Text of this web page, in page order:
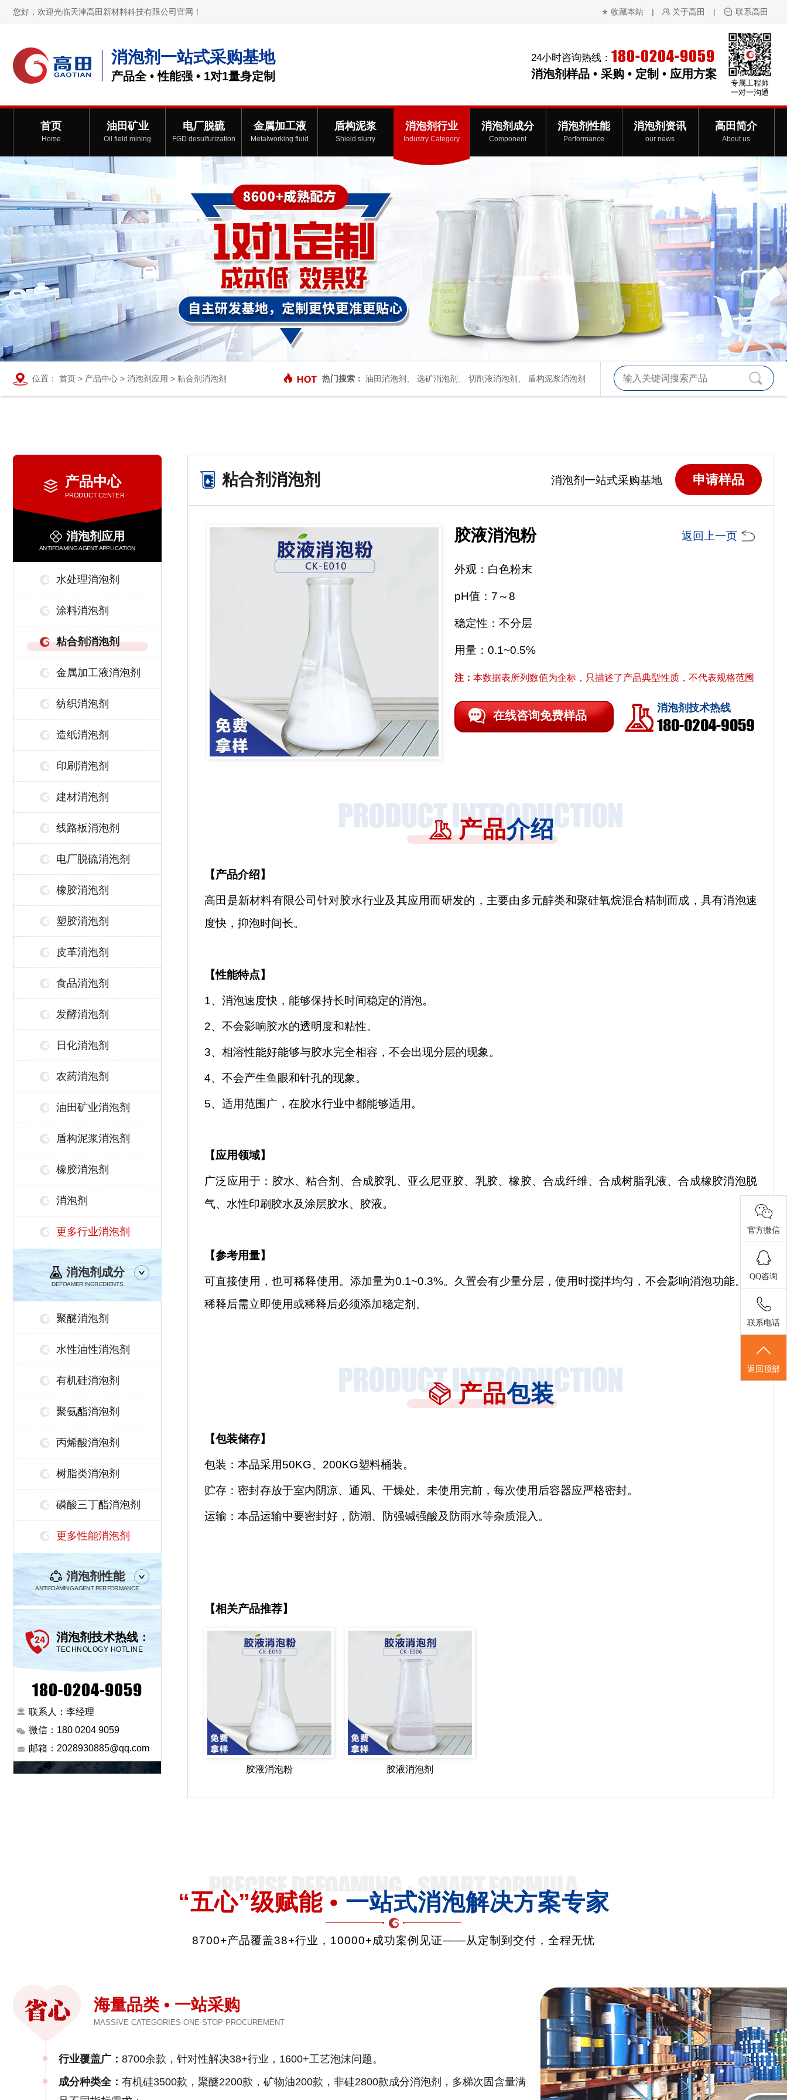
您好，欢迎光临天津高田新材料科技有限公司官网！ 收藏本站 | 关于高田 | 联系高田
消泡剂一站式采购基地
产品全 • 性能强 • 1对1量身定制
24小时咨询热线： 180-0204-9059
消泡剂样品 • 采购 • 定制 • 应用方案
专属工程师
一对一沟通
首页
Home
油田矿业
Oil field mining
电厂脱硫
FGD desulfurization
金属加工液
Metalworking fluid
盾构泥浆
Shield slurry
消泡剂行业
Industry Category
消泡剂成分
Component
消泡剂性能
Performance
消泡剂资讯
our news
高田简介
About us
位置： 首页 > 产品中心 > 消泡剂应用 > 粘合剂消泡剂 热门搜索： 油田消泡剂 选矿消泡剂 切削液消泡剂 盾构泥浆消泡剂
产品中心
PRODUCT CENTER
消泡剂应用
ANTIFOAMING AGENT APPLICATION
水处理消泡剂
涂料消泡剂
粘合剂消泡剂
金属加工液消泡剂
纺织消泡剂
造纸消泡剂
印刷消泡剂
建材消泡剂
线路板消泡剂
电厂脱硫消泡剂
橡胶消泡剂
塑胶消泡剂
皮革消泡剂
食品消泡剂
发酵消泡剂
日化消泡剂
农药消泡剂
油田矿业消泡剂
盾构泥浆消泡剂
橡胶消泡剂
消泡剂
更多行业消泡剂
消泡剂成分
DEFOAMER INGREDIENTS
聚醚消泡剂
水性油性消泡剂
有机硅消泡剂
聚氨酯消泡剂
丙烯酸消泡剂
树脂类消泡剂
磷酸三丁酯消泡剂
更多性能消泡剂
消泡剂性能
ANTIFOAMING AGENT PERFORMANCE
消泡剂技术热线：
TECHNOLOGY HOTLINE
180-0204-9059
联系人：李经理
微信：180 0204 9059
邮箱：2028930885@qq.com
粘合剂消泡剂 消泡剂一站式采购基地 申请样品
胶液消泡粉 返回上一页
外观：白色粉末
pH值：7～8
稳定性：不分层
用量：0.1~0.5%
注： 本数据表所列数值为企标，只描述了产品典型性质，不代表规格范围
在线咨询免费样品
消泡剂技术热线
180-0204-9059
产品介绍
【产品介绍】
高田是新材料有限公司针对胶水行业及其应用而研发的， 主要由多元醇类和聚硅氧烷混合精制而成，具有消泡速
度快，抑泡时间长。
【性能特点】
1、消泡速度快，能够保持长时间稳定的消泡。
2、不会影响胶水的透明度和粘性。
3、相溶性能好能够与胶水完全相容，不会出现分层的现象。
4、不会产生鱼眼和针孔的现象。
5、适用范围广，在胶水行业中都能够适用。
【应用领域】
广泛应用于：胶水、粘合剂、合成胶乳、亚么尼亚胶、乳胶、橡胶、合成纤维、合成树脂乳液、合成橡胶消泡脱
气、水性印刷胶水及涂层胶水、胶液。
【参考用量】
可直接使用，也可稀释使用。添加量为0.1~0.3%。久置会有少量分层，使用时搅拌均匀，不会影响消泡功能。如
稀释后需立即使用或稀释后必须添加稳定剂。
产品包装
【包装储存】
包装：本品采用50KG、200KG塑料桶装。
贮存：密封存放于室内阴凉、通风、干燥处。未使用完前，每次使用后容器应严格密封。
运输：本品运输中要密封好，防潮、防强碱强酸及防雨水等杂质混入。
【相关产品推荐】
胶液消泡粉 胶液消泡剂
“五心”级赋能 • 一站式消泡解决方案专家
8700+产品覆盖38+行业，10000+成功案例见证——从定制到交付，全程无忧
海量品类 • 一站采购
MASSIVE CATEGORIES·ONE-STOP PROCUREMENT
行业覆盖广： 8700余款，针对性解决38+行业，1600+工艺泡沫问题。
成分种类全： 有机硅3500款，聚醚2200款，矿物油200款，非硅2800款成分消泡剂，多梯次固含量满
官方微信
QQ咨询
联系电话
返回顶部